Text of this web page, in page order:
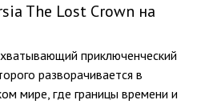
The Lost Crown на
приключенческий
разворачивается в
мире, где границы времени и